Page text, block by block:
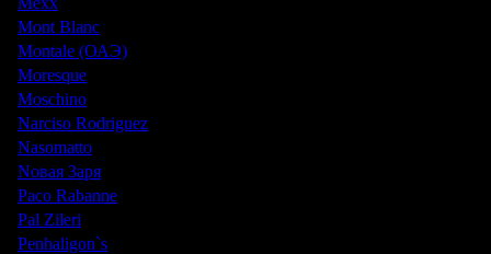
Mont Blanc
Montale (ОАЭ)
Moresque
Moschino
Narciso Rodriguez
Nasomatto
Nовая Заря
Paco Rabanne
Pal Zileri
Penhaligon`s